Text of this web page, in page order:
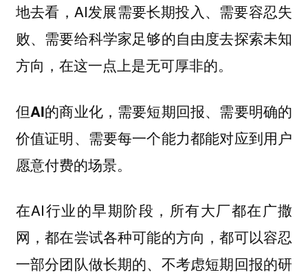
地去看，AI发展需要长期投入、需要容忍失
败、需要给科学家足够的自由度去探索未知
方向，在这一点上是无可厚非的。
但AI的商业化，需要短期回报、需要明确的
价值证明、需要每一个能力都能对应到用户
愿意付费的场景。
在AI行业的早期阶段，所有大厂都在广撒
网，都在尝试各种可能的方向，都可以容忍
一部分团队做长期的、不考虑短期回报的研